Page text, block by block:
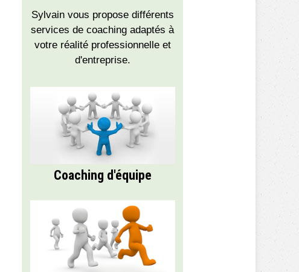
Sylvain vous propose différents
services de coaching adaptés à
votre réalité professionnelle et
d'entreprise.
Coaching d'équipe